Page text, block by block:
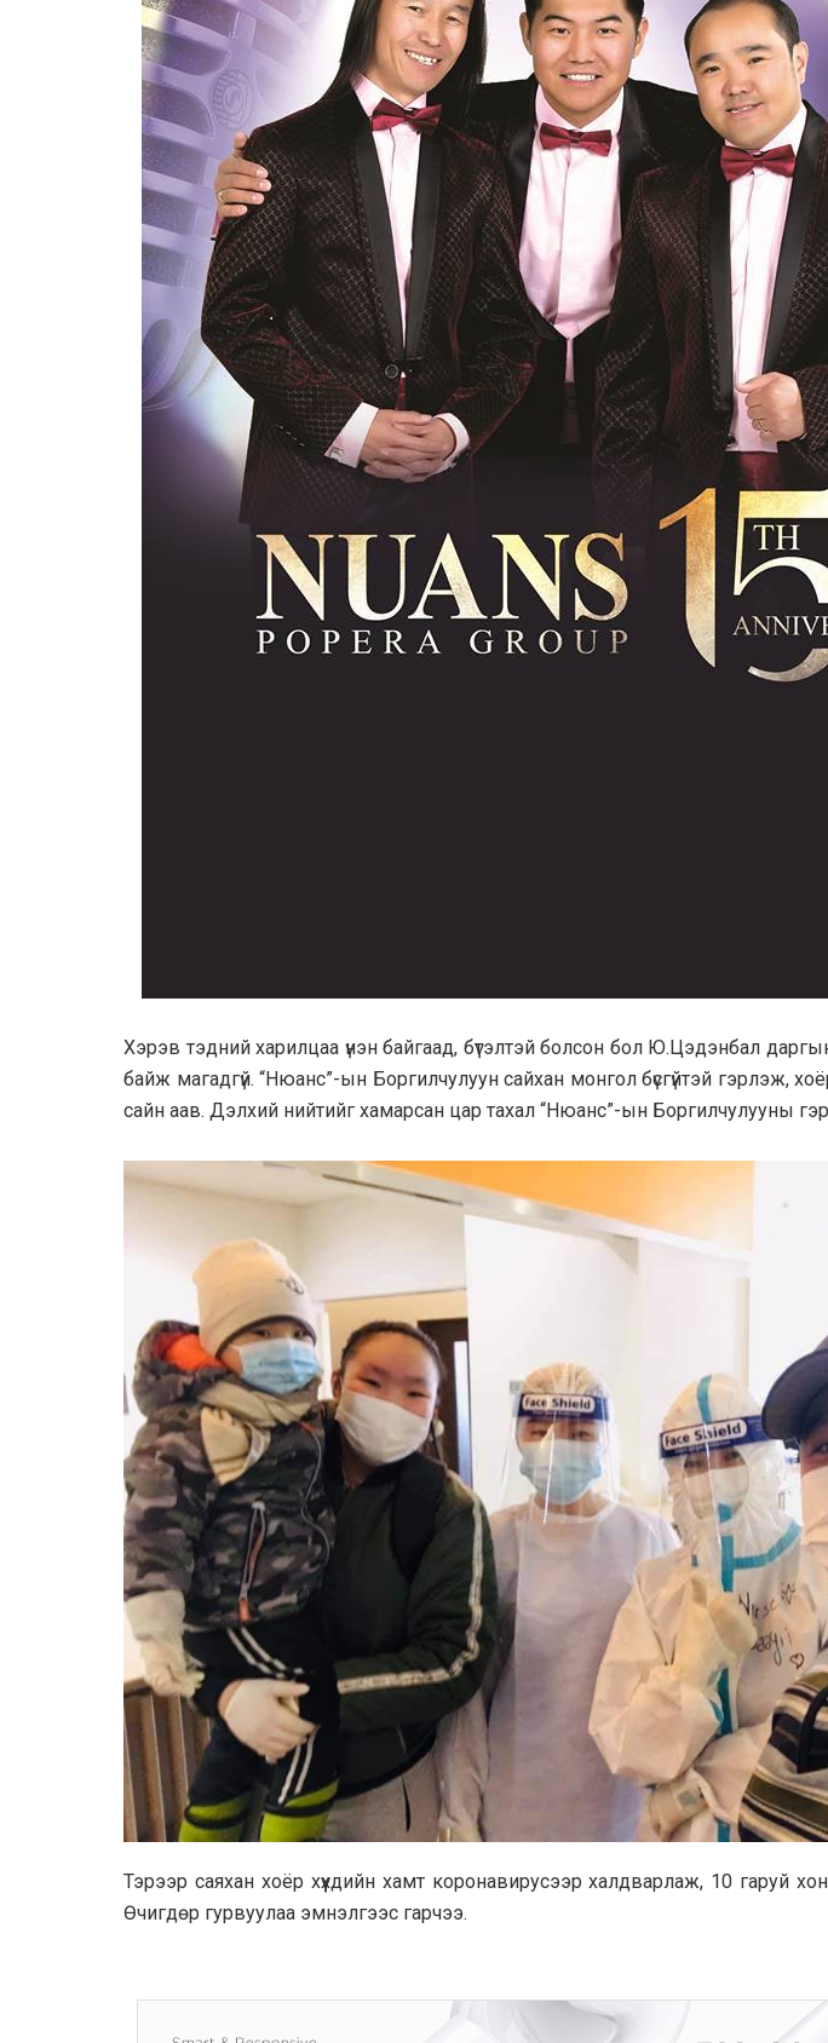
Хэрэв тэдний харилцаа үнэн байгаад, бүтэлтэй болсон бол Ю.Цэдэнбал
байж магадгүй. “Нюанс”-ын Боргилчулуун сайхан монгол бүсгүйтэй гэрлэж,
сайн аав. Дэлхий нийтийг хамарсан цар тахал “Нюанс”-ын Боргилчулууны гэр
Тэрээр саяхан хоёр хүүхдийн хамт коронавирусээр халдварлаж, 10 гаруй
Өчигдөр гурвуулаа эмнэлгээс гарчээ.